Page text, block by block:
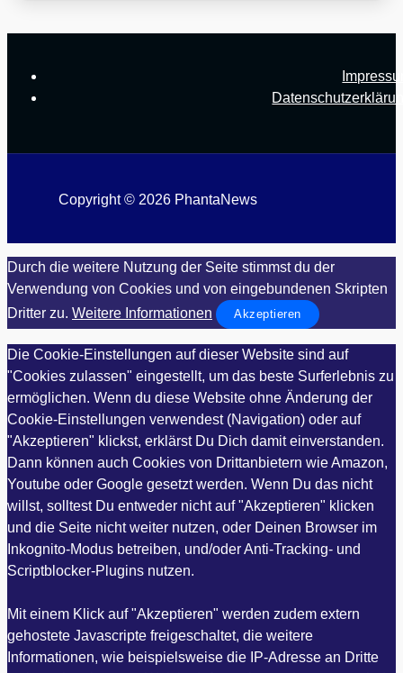
Copyright © 2026 PhantaNews
Durch die weitere Nutzung der Seite stimmst du der
Verwendung von Cookies und von eingebundenen Skripten
Dritter zu. Weitere Informationen Akzeptieren
Die Cookie-Einstellungen auf dieser Website sind auf
"Cookies zulassen" eingestellt, um das beste Surferlebnis zu
ermöglichen. Wenn du diese Website ohne Änderung der
Cookie-Einstellungen verwendest (Navigation) oder auf
"Akzeptieren" klickst, erklärst Du Dich damit einverstanden.
Dann können auch Cookies von Drittanbietern wie Amazon,
Youtube oder Google gesetzt werden. Wenn Du das nicht
willst, solltest Du entweder nicht auf "Akzeptieren" klicken
und die Seite nicht weiter nutzen, oder Deinen Browser im
Inkognito-Modus betreiben, und/oder Anti-Tracking- und
Scriptblocker-Plugins nutzen.
Mit einem Klick auf "Akzeptieren" werden zudem extern
gehostete Javascripte freigeschaltet, die weitere
Informationen, wie beispielsweise die IP-Adresse an Dritte